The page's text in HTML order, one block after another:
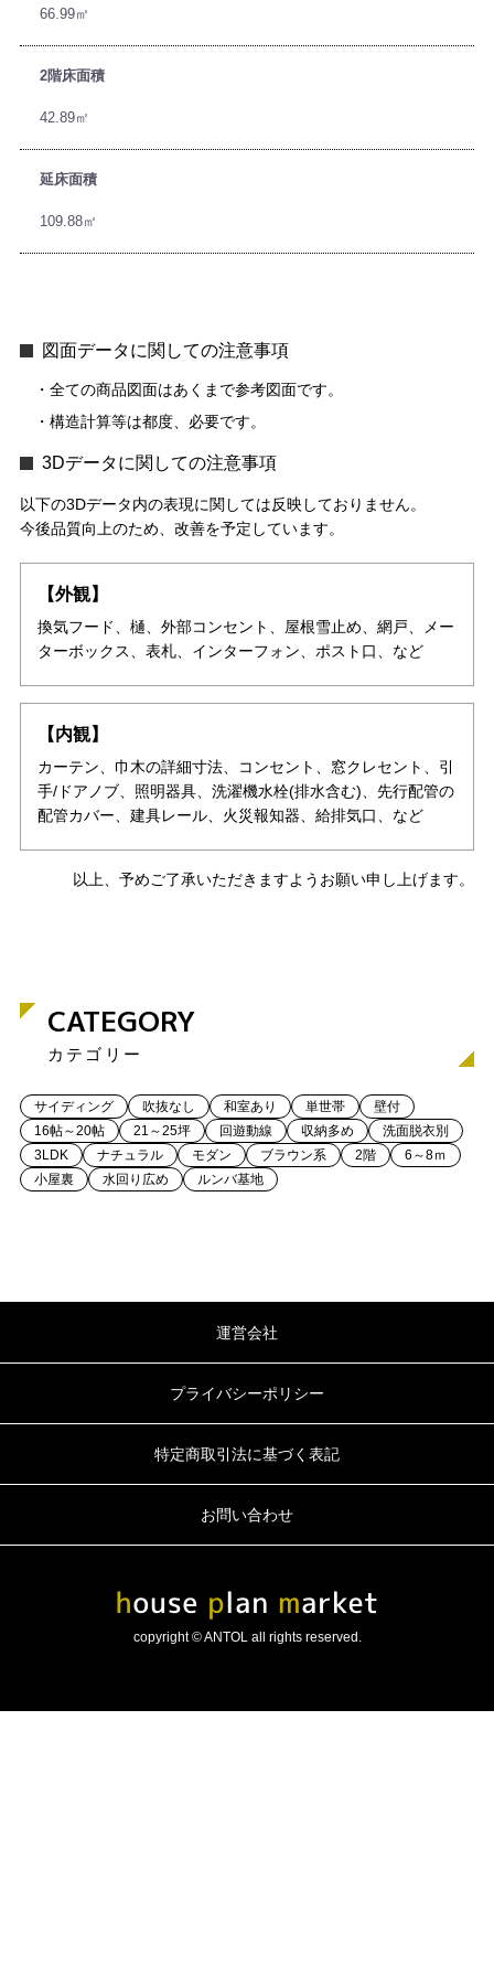
66.99㎡
2階床面積
42.89㎡
延床面積
109.88㎡
図面データに関しての注意事項
全ての商品図面はあくまで参考図面です。
構造計算等は都度、必要です。
3Dデータに関しての注意事項
以下の3Dデータ内の表現に関しては反映しておりません。
今後品質向上のため、改善を予定しています。
【外観】
換気フード、樋、外部コンセント、屋根雪止め、網戸、メー
ターボックス、表札、インターフォン、ポスト口、など
【内観】
カーテン、巾木の詳細寸法、コンセント、窓クレセント、引
手/ドアノブ、照明器具、洗濯機水栓(排水含む)、先行配管の
配管カバー、建具レール、火災報知器、給排気口、など
以上、予めご了承いただきますようお願い申し上げます。
CATEGORY
カテゴリー
サイディング 吹抜なし 和室あり 単世帯
壁付
16帖～20帖
21～25坪 回遊動線 収納多め
洗面脱衣別
3LDK
ナチュラル モダン ブラウン系 2階
6～8ｍ
小屋裏
水回り広め ルンバ基地
運営会社
プライバシーポリシー
特定商取引法に基づく表記
お問い合わせ
copyright © ANTOL all rights reserved.